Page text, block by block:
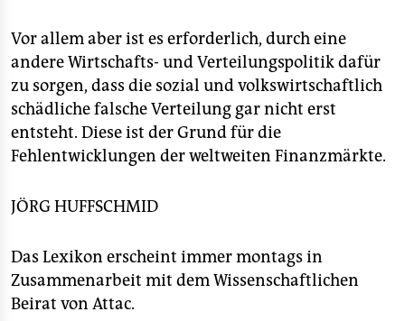
Vor allem aber ist es erforderlich, durch eine
andere Wirtschafts- und Verteilungspolitik dafür
zu sorgen, dass die sozial und volkswirtschaftlich
schädliche falsche Verteilung gar nicht erst
entsteht. Diese ist der Grund für die
Fehlentwicklungen der weltweiten Finanzmärkte.
JÖRG HUFFSCHMID
Das Lexikon erscheint immer montags in
Zusammenarbeit mit dem Wissenschaftlichen
Beirat von Attac.